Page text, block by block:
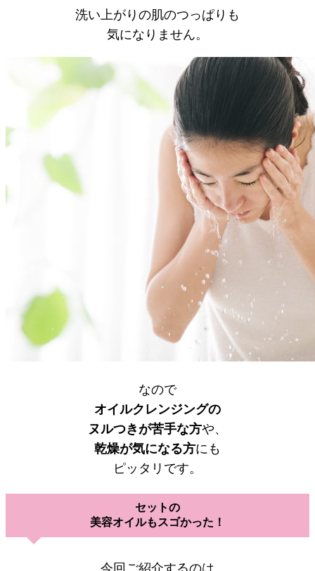
洗い上がりの肌のつっぱりも
気になりません。
なので
オイルクレンジングの
ヌルつきが苦手な方や、
乾燥が気になる方にも
ピッタリです。
セットの
美容オイルもスゴかった！
今回ご紹介するのは